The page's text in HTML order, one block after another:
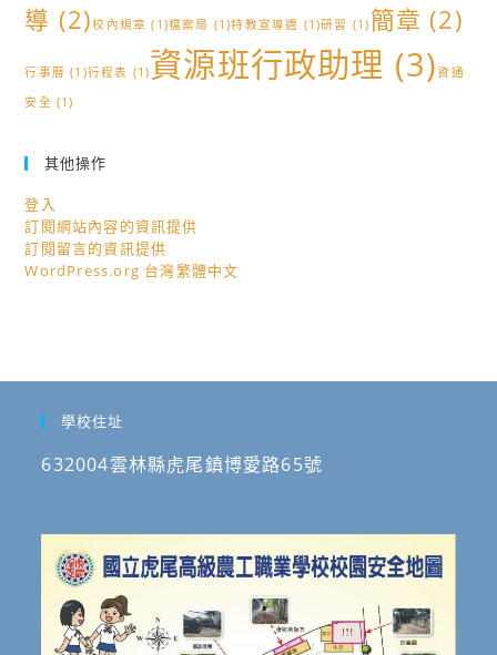
導 (2)校內規章 (1)檔案局 (1)特教宣導週 (1)研習 (1) 簡章 (2)
行事曆 (1)行程表 (1)資源班行政助理 (3)資通
安全 (1)
其他操作
登入
訂閱網站內容的資訊提供
訂閱留言的資訊提供
WordPress.org 台灣繁體中文
學校住址
632004雲林縣虎尾鎮博愛路65號